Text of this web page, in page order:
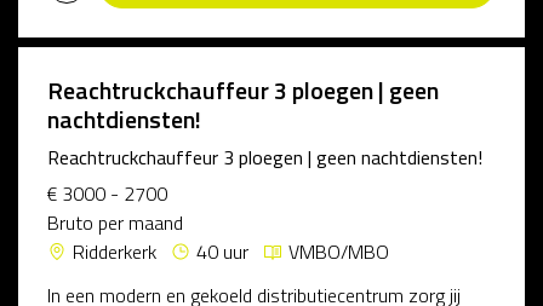
Reachtruckchauffeur 3 ploegen | geen
nachtdiensten!
Reachtruckchauffeur 3 ploegen | geen nachtdiensten!
€ 3000 - 2700
Bruto per maand
Ridderkerk
40 uur
VMBO/MBO
In een modern en gekoeld distributiecentrum zorg jij